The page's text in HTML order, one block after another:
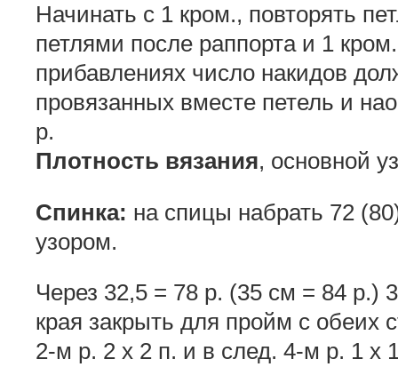
Начинать с 1 кром., повторять
петлями после раппорта и 1
прибавлениях число накидов
провязанных вместе петель и
р.
Плотность вязания, основной
Спинка: на спицы набрать 72
узором.
Через 32,5 = 78 р. (35 см = 84 р.)
края закрыть для пройм с обеих
2-м р. 2 х 2 п. и в след. 4-м р. 1 х